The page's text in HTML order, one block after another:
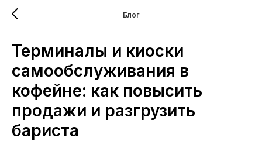
Блог
Терминалы и киоски
самообслуживания в
кофейне: как повысить
продажи и разгрузить
бариста